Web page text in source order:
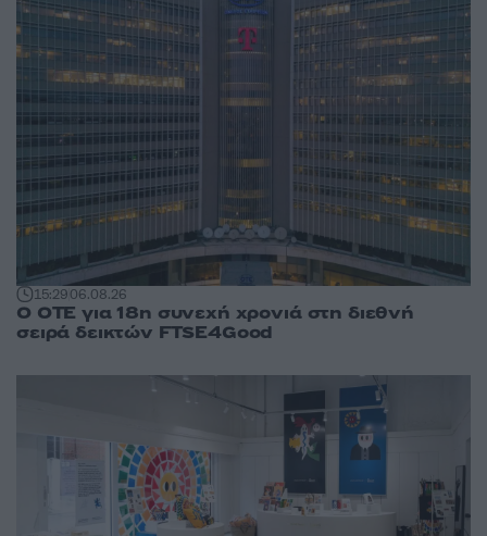
15:2906.08.26
Ο ΟΤΕ για 18η συνεχή χρονιά στη διεθνή
σειρά δεικτών FTSE4Good